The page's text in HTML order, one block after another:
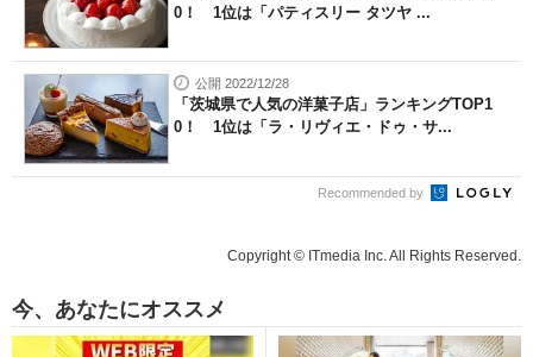
0！ 1位は「パティスリー タツヤ ...
公開 2022/12/28
「茨城県で人気の洋菓子店」ランキングTOP1
0！ 1位は「ラ・リヴィエ・ドゥ・サ...
Recommended by
Copyright © ITmedia Inc. All Rights Reserved.
今、あなたにオススメ